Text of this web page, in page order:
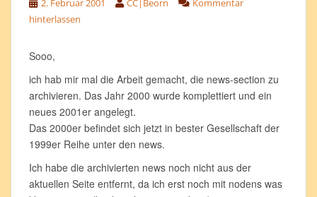
2. Februar 2001 CC|Beorn
Kommentar
hinterlassen
Sooo,
ich hab mir mal die Arbeit gemacht, die news-section zu
archivieren. Das Jahr 2000 wurde komplettiert und ein
neues 2001er angelegt.
Das 2000er befindet sich jetzt in bester Gesellschaft der
1999er Reihe unter den news.
Ich habe die archivierten news noch nicht aus der
aktuellen Seite entfernt, da ich erst noch mit nodens was